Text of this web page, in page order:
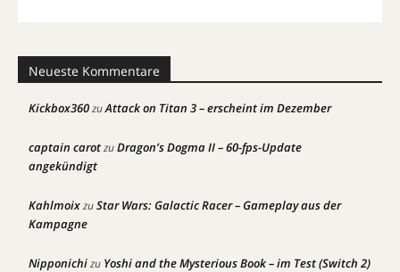
Neueste Kommentare
Kickbox360zuAttack on Titan 3 – erscheint im Dezember
captain carotzuDragon’s Dogma II – 60-fps-Update
angekündigt
KahlmoixzuStar Wars: Galactic Racer – Gameplay aus der
Kampagne
Nipponichizu Yoshi and the Mysterious Book – im Test (Switch 2)